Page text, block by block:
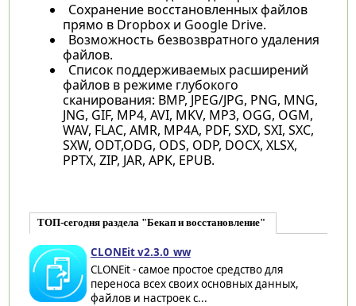
Сохранение восстановленных файлов
прямо в Dropbox и Google Drive.
Возможность безвозвратного удаления
файлов.
Список поддерживаемых расширений
файлов в режиме глубокого
сканирования: BMP, JPEG/JPG, PNG, MNG,
JNG, GIF, MP4, AVI, MKV, MP3, OGG, OGM,
WAV, FLAC, AMR, MP4A, PDF, SXD, SXI, SXC,
SXW, ODT,ODG, ODS, ODP, DOCX, XLSX,
PPTX, ZIP, JAR, APK, EPUB.
ТОП-сегодня раздела "Бекап и восстановление"
CLONEit v2.3.0_ww
CLONEit - самое простое средство для
переноса всех своих основных данных,
файлов и настроек с...